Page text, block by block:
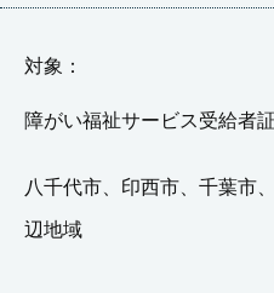
対象：
障がい福祉サービス受給者
八千代市、印西市、千葉市
辺地域